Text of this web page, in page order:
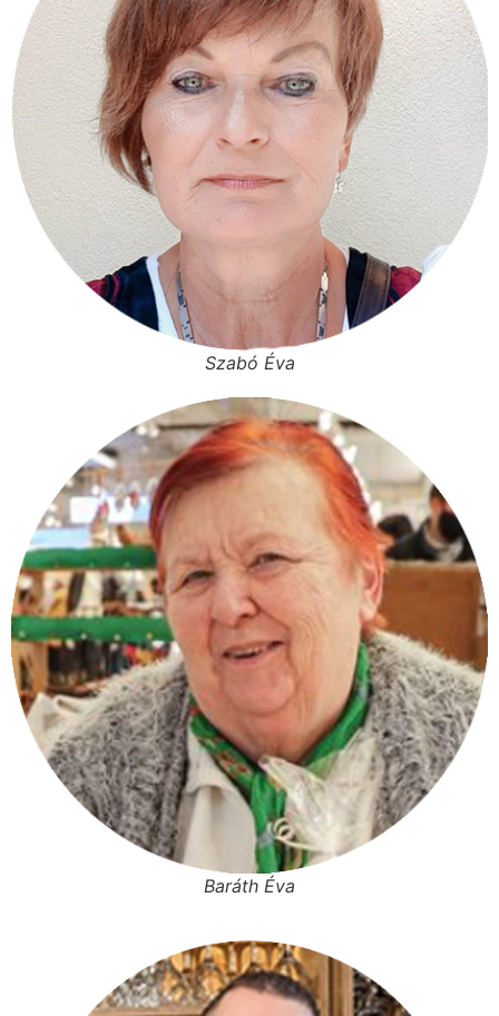
Szabó Éva
Baráth Éva